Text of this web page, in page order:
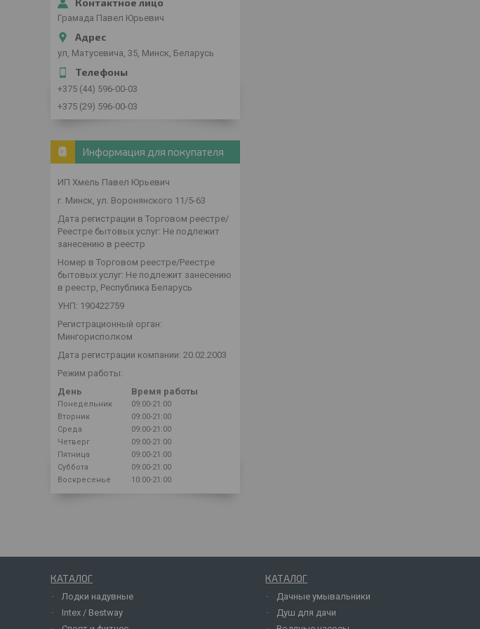
Грамада Павел Юрьевич
ул, Матусевича, 35, Минск, Беларусь
+375 (44) 596-00-03
+375 (29) 596-00-03
Информация для покупателя
ИП Хмель Павел Юрьевич
г. Минск, ул. Воронянского 11/5-63
Дата регистрации в Торговом реестре/
Реестре бытовых услуг: Не подлежит
занесению в реестр
Номер в Торговом реестре/Реестре
бытовых услуг: Не подлежит занесению
в реестр, Республика Беларусь
УНП: 190422759
Регистрационный орган:
Мингорисполком
Дата регистрации компании: 20.02.2003
Режим работы:
День
Время работы
Понедельник
09:00-21:00
Вторник
09:00-21:00
Среда
09:00-21:00
Четверг
09:00-21:00
Пятница
09:00-21:00
Суббота
09:00-21:00
Воскресенье
10:00-21:00
КАТАЛОГ
Лодки надувные
Intex / Bestway
КАТАЛОГ
Дачные умывальники
Душ для дачи